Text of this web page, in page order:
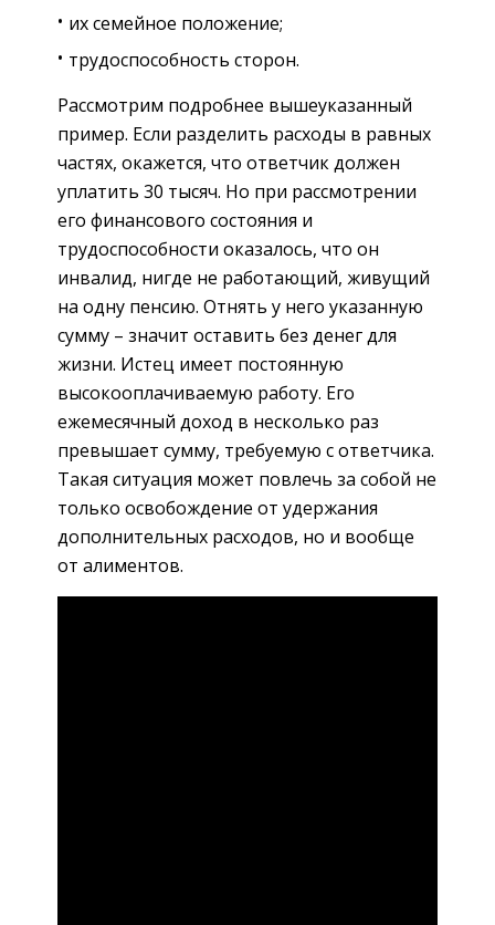
их семейное положение;
трудоспособность сторон.
Рассмотрим подробнее вышеуказанный
пример. Если разделить расходы в равных
частях, окажется, что ответчик должен
уплатить 30 тысяч. Но при рассмотрении
его финансового состояния и
трудоспособности оказалось, что он
инвалид, нигде не работающий, живущий
на одну пенсию. Отнять у него указанную
сумму – значит оставить без денег для
жизни. Истец имеет постоянную
высокооплачиваемую работу. Его
ежемесячный доход в несколько раз
превышает сумму, требуемую с ответчика.
Такая ситуация может повлечь за собой не
только освобождение от удержания
дополнительных расходов, но и вообще
от алиментов.